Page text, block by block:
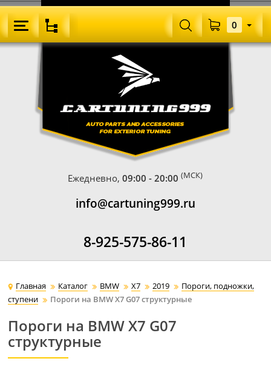
Ежедневно,09:00 - 20:00 (МСК)
info@cartuning999.ru
8-925-575-86-11
0
Главная Каталог BMW X7 2019
Пороги, подножки,
ступени
Пороги на BMW X7 G07 структурные
Пороги на BMW X7 G07
структурные